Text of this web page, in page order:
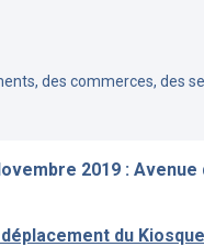
des commerces, des
2019 : Avenue
du Kiosque